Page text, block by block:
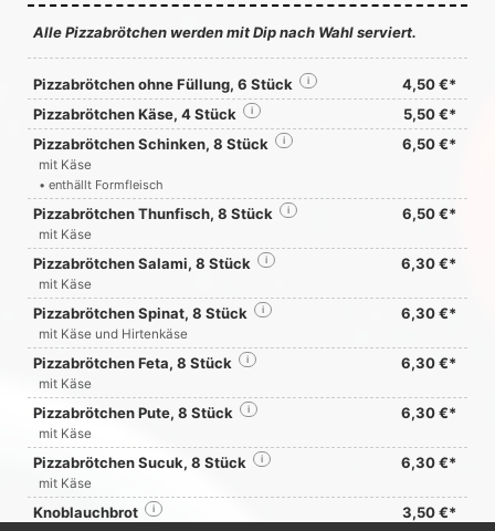
Alle Pizzabrötchen werden mit Dip nach Wahl serviert.
Pizzabrötchen ohne Füllung, 6 Stück 4,50 €*
i
Pizzabrötchen Käse, 4 Stück 5,50 €*
i
Pizzabrötchen Schinken, 8 Stück 6,50 €*
i
mit Käse
• enthällt Formfleisch
Pizzabrötchen Thunfisch, 8 Stück 6,50 €*
i
mit Käse
Pizzabrötchen Salami, 8 Stück 6,30 €*
i
mit Käse
Pizzabrötchen Spinat, 8 Stück 6,30 €*
i
mit Käse und Hirtenkäse
Pizzabrötchen Feta, 8 Stück 6,30 €*
i
mit Käse
Pizzabrötchen Pute, 8 Stück 6,30 €*
i
mit Käse
Pizzabrötchen Sucuk, 8 Stück 6,30 €*
i
mit Käse
Knoblauchbrot 3,50 €*
i